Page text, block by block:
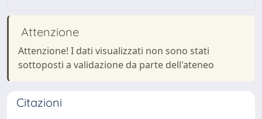
Attenzione
Attenzione! I dati visualizzati non sono stati
sottoposti a validazione da parte dell'ateneo
Citazioni